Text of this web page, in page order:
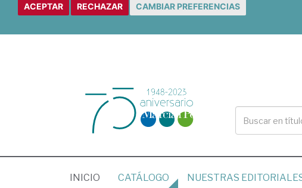
ACEPTAR RECHAZAR CAMBIAR PREFERENCIAS
INICIO (CURRENT)
CATÁLOGO NUESTRAS